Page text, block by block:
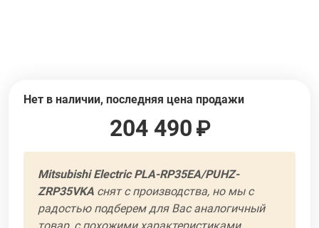
Нет в наличии, последняя цена продажи
204 490
Mitsubishi Electric PLA-RP35EA/PUHZ-
ZRP35VKA cнят с производства, но мы с
радостью подберем для Вас аналогичный